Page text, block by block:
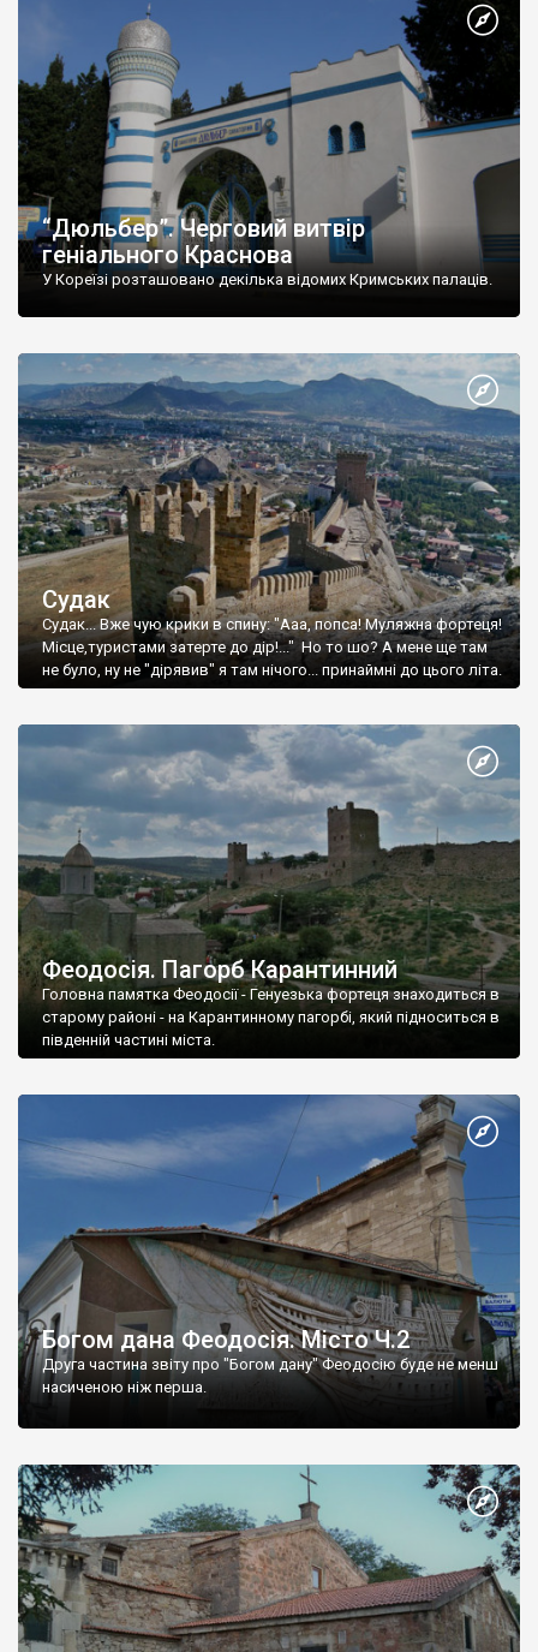
“Дюльбер”. Черговий витвір
геніального Краснова
У Кореїзі розташовано декілька відомих Кримських палаців.
Судак
Судак... Вже чую крики в спину: "Ааа, попса! Муляжна фортеця!
Місце,туристами затерте до дір!..." Но то шо? А мене ще там
не було, ну не "дірявив" я там нічого... принаймні до цього літа.
Феодосія. Пагорб Карантинний
Головна памятка Феодосії - Генуезька фортеця знаходиться в
старому районі - на Карантинному пагорбі, який підноситься в
південній частині міста.
Богом дана Феодосія. Місто Ч.2
Друга частина звіту про "Богом дану" Феодосію буде не менш
насиченою ніж перша.